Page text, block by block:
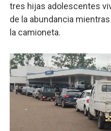
tres hijas adolescentes
de la abundancia
la camioneta.